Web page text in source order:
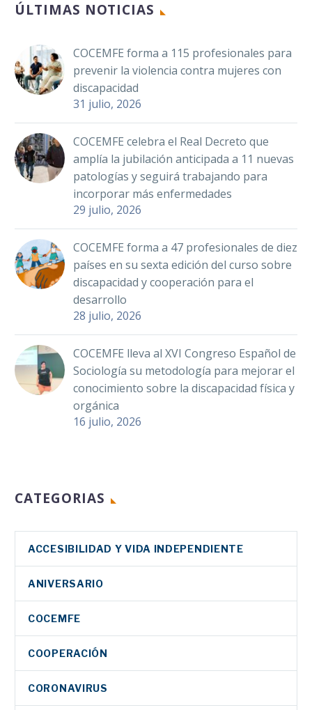
ÚLTIMAS NOTICIAS
COCEMFE forma a 115 profesionales para
prevenir la violencia contra mujeres con
discapacidad
31 julio, 2026
COCEMFE celebra el Real Decreto que
amplía la jubilación anticipada a 11 nuevas
patologías y seguirá trabajando para
incorporar más enfermedades
29 julio, 2026
COCEMFE forma a 47 profesionales de diez
países en su sexta edición del curso sobre
discapacidad y cooperación para el
desarrollo
28 julio, 2026
COCEMFE lleva al XVI Congreso Español de
Sociología su metodología para mejorar el
conocimiento sobre la discapacidad física y
orgánica
16 julio, 2026
CATEGORIAS
ACCESIBILIDAD Y VIDA INDEPENDIENTE
ANIVERSARIO
COCEMFE
COOPERACIÓN
CORONAVIRUS